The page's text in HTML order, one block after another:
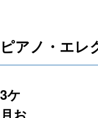
ピアノ・エレ
3ケ